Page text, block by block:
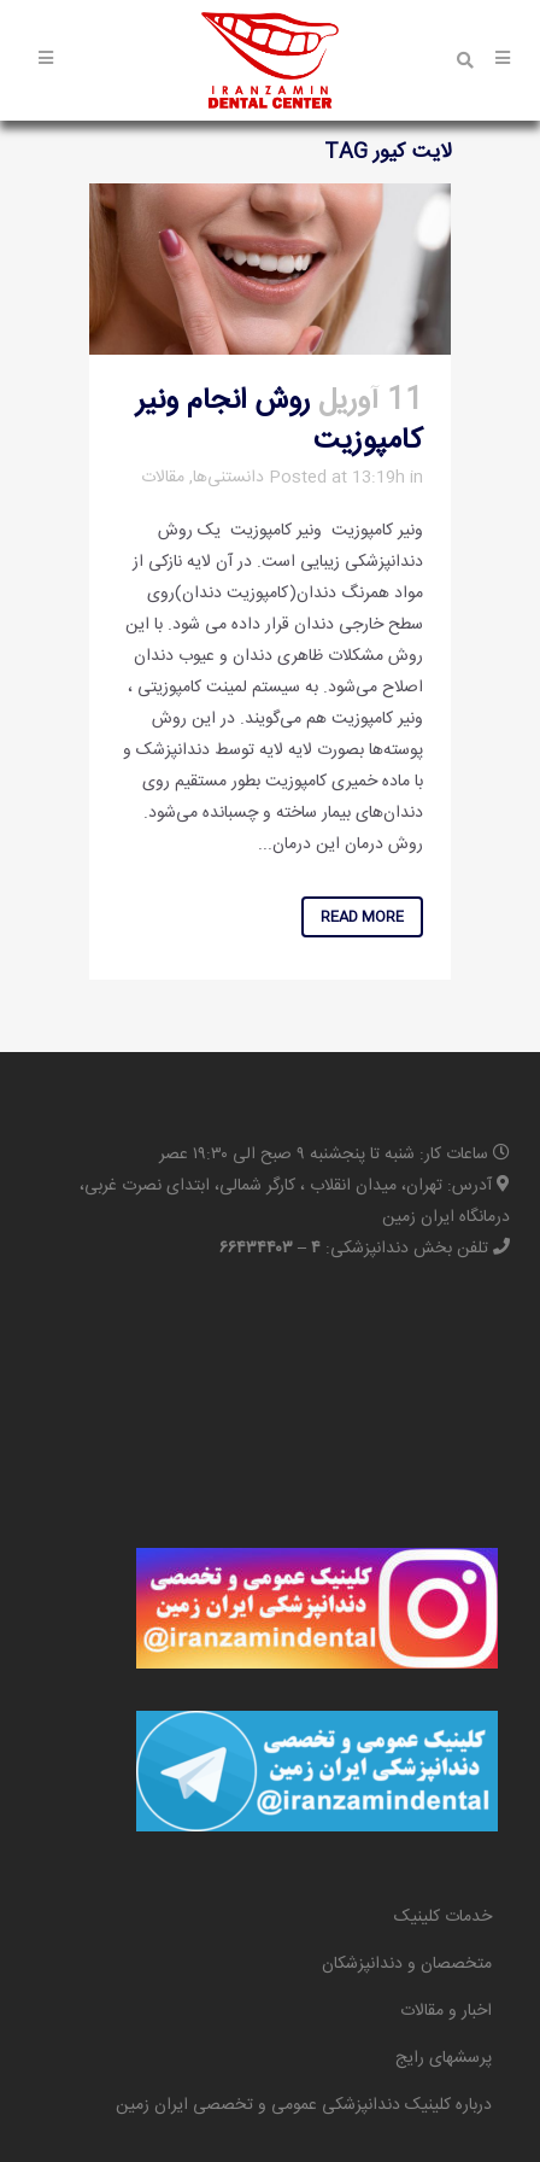
لایت کیور TAG
11 آوریل
روش انجام ونیر
کامپوزیت
Posted at 13:19h in دانستنی‌ها,مقالات
ونیر کامپوزیت ونیر کامپوزیت یک روش
دندانپزشکى زیبایی است. در آن لایه نازکى از
مواد همرنگ دندان(کامپوزیت دندان)روى
سطح خارجى دندان قرار داده مى شود. با این
روش مشکلات ظاهرى دندان و عیوب دندان
اصلاح می‌شود. به سیستم لمینت کامپوزیتی ،
ونیر کامپوزیت هم می‌گویند. در این روش
پوسته‌ها بصورت لایه لایه توسط دندانپزشک و
با ماده خمیری کامپوزیت بطور مستقیم روی
دندان‌های بیمار ساخته و چسبانده می‌شود.
روش درمان این درمان...
READ MORE
ساعات کار: شنبه تا پنجشنبه ۹ صبح الی ۱۹:۳۰ عصر
آدرس: تهران، میدان انقلاب ، کارگر شمالی، ابتدای نصرت غربی،
درمانگاه ایران زمین
تلفن بخش دندانپزشکی: ۴ – ۶۶۴۳۴۴۰۳
خدمات کلینیک
متخصصان و دندانپزشکان
اخبار و مقالات
پرسشهای رایج
درباره کلینیک دندانپزشکی عمومی و تخصصی ایران زمین